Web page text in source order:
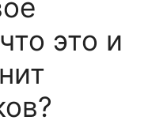
это и